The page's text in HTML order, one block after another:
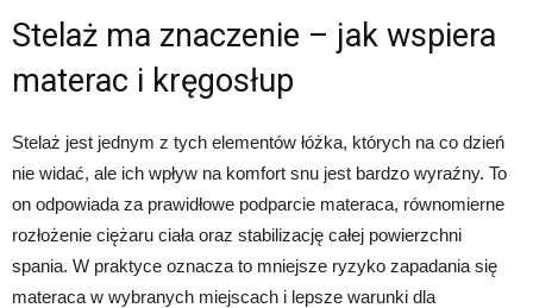
Stelaż ma znaczenie – jak wspiera
materac i kręgosłup
Stelaż jest jednym z tych elementów łóżka, których na co dzień
nie widać, ale ich wpływ na komfort snu jest bardzo wyraźny. To
on odpowiada za prawidłowe podparcie materaca, równomierne
rozłożenie ciężaru ciała oraz stabilizację całej powierzchni
spania. W praktyce oznacza to mniejsze ryzyko zapadania się
materaca w wybranych miejscach i lepsze warunki dla